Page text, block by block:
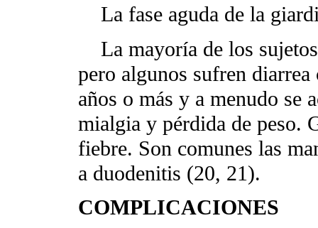
La fase aguda de la
La mayoría de los
pero algunos sufren
años o más y a menudo se
mialgia y pérdida de peso.
fiebre. Son comunes las
a duodenitis (20, 21).
COMPLICACIONES